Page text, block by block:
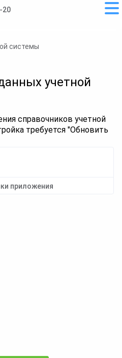
20
системы
учетной
справочников учетной
требуется "Обновить
приложения